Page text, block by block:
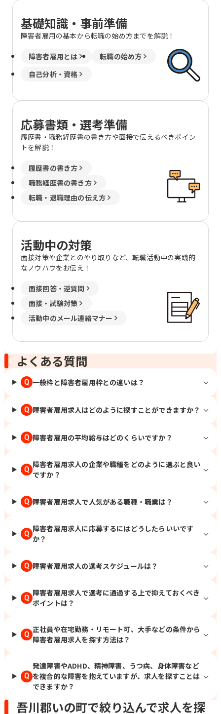
基礎知識・事前準備
障害者雇用の基本から転職の始め方までを解説！
障害者雇用とは
転職の始め方
自己分析・資格
応募書類・選考準備
履歴書・職務経歴書の書き方や面接で伝えるべきポイン
トを解説！
履歴書の書き方
職務経歴書の書き方
転職・退職理由の伝え方
活動中の対策
面接対策や企業とのやり取りなど、転職活動中の実践的
なノウハウをお伝え！
面接回答・逆質問
面接・試験対策
活動中のメール連絡マナー
よくある質問
Q 一般枠と障害者雇用枠との違いは？
Q 障害者雇用求人はどのように探すことができますか？
Q 障害者雇用の平均給与はどのくらいですか？
Q
障害者雇用求人の企業や職種をどのように選ぶと良い
ですか？
Q 障害者雇用求人で人気がある職種・職業は？
Q
障害者雇用求人に応募するにはどうしたらいいです
か？
Q 障害者雇用求人の選考スケジュールは？
Q
障害者雇用求人で選考に通過する上で抑えておくべき
ポイントは？
Q
正社員や在宅勤務・リモート可、大手などの条件から
障害者雇用求人を探す方法は？
Q
発達障害やADHD、精神障害、うつ病、身体障害など
を複合的な障害を抱えていますが、求人を探すことは
できますか？
吾川郡いの町で絞り込んで求人を探